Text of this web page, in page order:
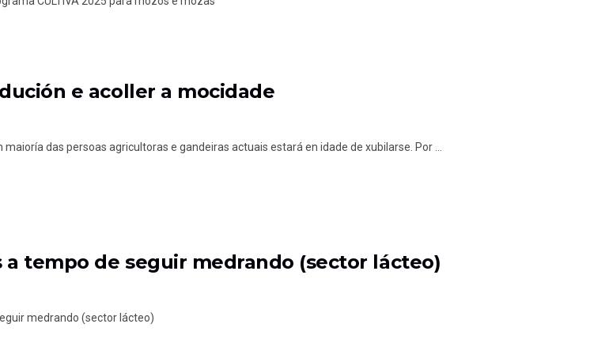
e acoller a mocidade
maioría das persoas agricultoras e gandeiras actuais estará en idade de xubilarse. Por ...
a tempo de seguir medrando (sector lácteo)
medrando (sector lácteo)